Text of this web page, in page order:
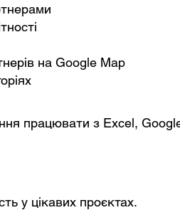
на Google Map
працювати з Excel,
у цікавих проєктах.